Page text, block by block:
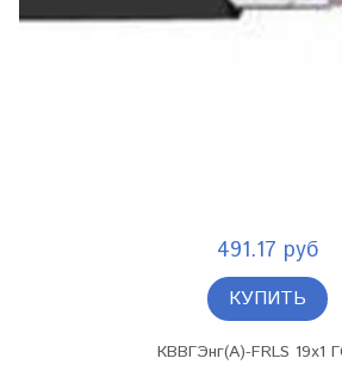
491.17 руб
КУПИТЬ
КВВГЭнг(А)-FRLS 19х1